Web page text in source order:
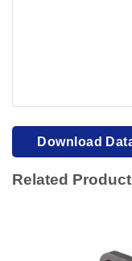
view.Download
Download
Related